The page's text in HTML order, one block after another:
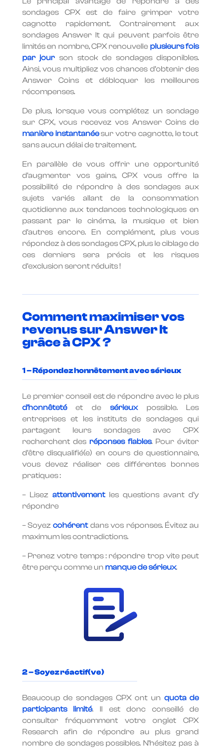
sondages CPX est de faire grimper votre
cagnotte rapidement. Contrairement aux
sondages Answer It qui peuvent parfois être
limités en nombre, CPX renouvelle plusieurs fois
par jourson stock de sondages disponibles.
Ainsi, vous multipliez vos chances d’obtenir des
Answer Coins et débloquer les meilleures
récompenses.
De plus, lorsque vous complétez un sondage
sur CPX, vous recevez vos Answer Coins de
manière instantanéesur votre cagnotte, le tout
sans aucun délai de traitement.
En parallèle de vous offrir une opportunité
d’augmenter vos gains, CPX vous offre la
possibilité de répondre à des sondages aux
sujets variés allant de la consommation
quotidienne aux tendances technologiques en
passant par le cinéma, la musique et bien
d’autres encore. En complément, plus vous
répondez à des sondages CPX, plus le ciblage de
ces derniers sera précis et les risques
d’exclusion seront réduits !
Comment maximiser vos
revenus sur Answer It
grâce à CPX ?
1 – Répondez honnêtement avec sérieux
Le premier conseil est de répondre avec le plus
d’honnêtetéet de sérieuxpossible. Les
entreprises et les instituts de sondages qui
partagent leurs sondages avec CPX
recherchent desréponses fiables. Pour éviter
d’être disqualifié(e) en cours de questionnaire,
vous devez réaliser ces différentes bonnes
pratiques :
– Lisez attentivementles questions avant d’y
répondre
– Soyezcohérentdans vos réponses. Évitez au
maximum les contradictions.
– Prenez votre temps : répondre trop vite peut
être perçu comme un manque de sérieux.
2 – Soyez réactif(ve)
Beaucoup de sondages CPX ont un quota de
participants limité. Il est donc conseillé de
consulter fréquemment votre onglet CPX
Research afin de répondre au plus grand
nombre de sondages possibles. N’hésitez pas à